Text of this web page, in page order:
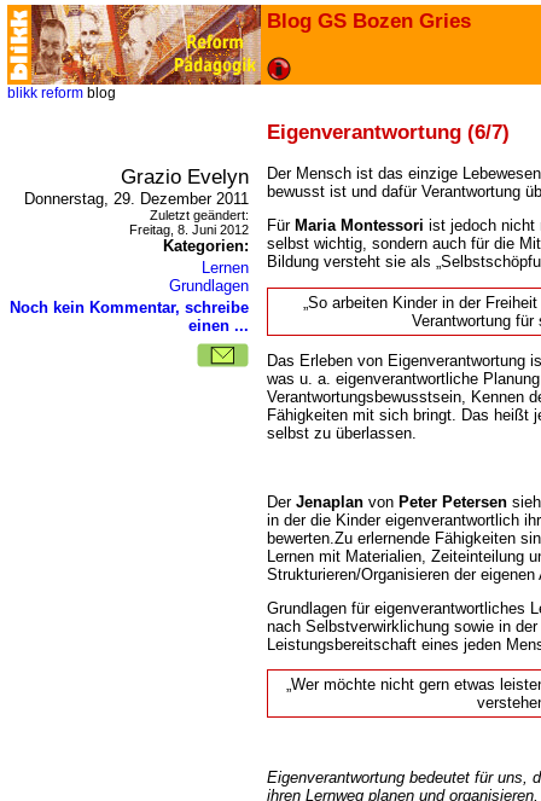
Blog GS Bozen Gries
blikk reform blog
Eigenverantwortung (6/7)
Grazio Evelyn
Donnerstag, 29. Dezember 2011
Zuletzt geändert:
Freitag, 8. Juni 2012
Kategorien:
Lernen
Grundlagen
Noch kein Kommentar, schreibe
einen ...
Der Mensch ist das einzige
bewusst ist und dafür Verantwortung
Für Maria Montessori ist jedoch nicht
selbst wichtig, sondern auch für die
Bildung versteht sie als
So arbeiten Kinder in der
Verantwortung für
Das Erleben von Eigenverantwortung
was u. a. eigenverantwortliche
Verantwortungsbewusstsein, Kennen
Fähigkeiten mit sich bringt. Das heißt
selbst zu überlassen.
Der Jenaplan von Peter Petersen
in der die Kinder eigenverantwortlich
bewerten.Zu erlernende Fähigkeiten
Lernen mit Materialien, Zeiteinteilung
Strukturieren/Organisieren der eigenen
Grundlagen für eigenverantwortliches
nach Selbstverwirklichung sowie in
Leistungsbereitschaft eines jeden
Wer möchte nicht gern etwas
Eigenverantwortung bedeutet für uns,
ihren Lernweg planen und